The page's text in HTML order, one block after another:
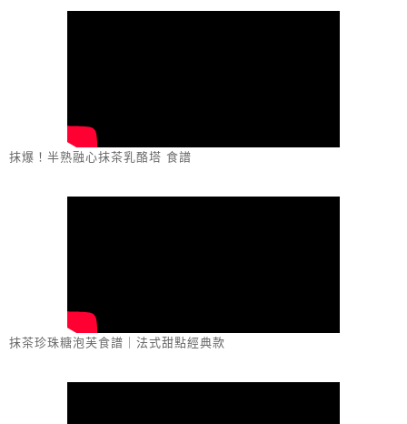
抹爆！半熟融心抹茶乳酪塔 食譜
抹茶珍珠糖泡芙食譜｜法式甜點經典款